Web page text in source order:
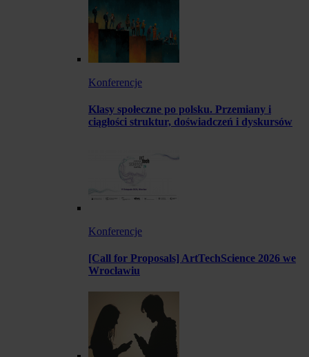
Konferencje
Klasy społeczne po polsku. Przemiany i
ciągłości struktur, doświadczeń i dyskursów
Konferencje
[Call for Proposals] ArtTechScience 2026 we
Wrocławiu